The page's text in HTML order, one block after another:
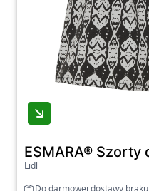
ESMARA® Szorty
Lidl